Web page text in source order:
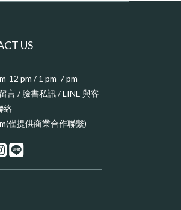
US
12 pm / 1 pm-7 pm
言 / 臉書私訊 / LINE 與客
絡
僅提供商業合作聯繫)